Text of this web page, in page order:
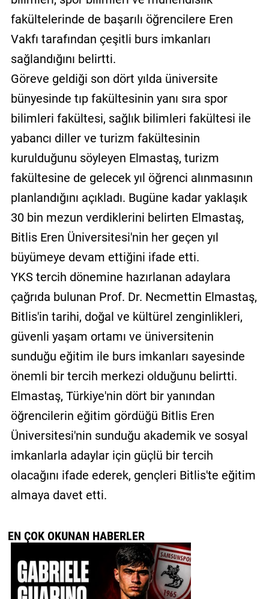
fakültelerinde de başarılı öğrencilere Eren
Vakfı tarafından çeşitli burs imkanları
sağlandığını belirtti.
Göreve geldiği son dört yılda üniversite
bünyesinde tıp fakültesinin yanı sıra spor
bilimleri fakültesi, sağlık bilimleri fakültesi ile
yabancı diller ve turizm fakültesinin
kurulduğunu söyleyen Elmastaş, turizm
fakültesine de gelecek yıl öğrenci alınmasının
planlandığını açıkladı. Bugüne kadar yaklaşık
30 bin mezun verdiklerini belirten Elmastaş,
Bitlis Eren Üniversitesi'nin her geçen yıl
büyümeye devam ettiğini ifade etti.
YKS tercih dönemine hazırlanan adaylara
çağrıda bulunan Prof. Dr. Necmettin Elmastaş,
Bitlis'in tarihi, doğal ve kültürel zenginlikleri,
güvenli yaşam ortamı ve üniversitenin
sunduğu eğitim ile burs imkanları sayesinde
önemli bir tercih merkezi olduğunu belirtti.
Elmastaş, Türkiye'nin dört bir yanından
öğrencilerin eğitim gördüğü Bitlis Eren
Üniversitesi'nin sunduğu akademik ve sosyal
imkanlarla adaylar için güçlü bir tercih
olacağını ifade ederek, gençleri Bitlis'te eğitim
almaya davet etti.
EN ÇOK OKUNAN HABERLER